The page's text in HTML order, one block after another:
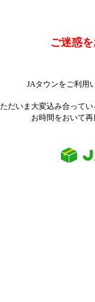
ご迷惑
JAタウンをご利用
ただいま大変込み合って
お時間をおいて